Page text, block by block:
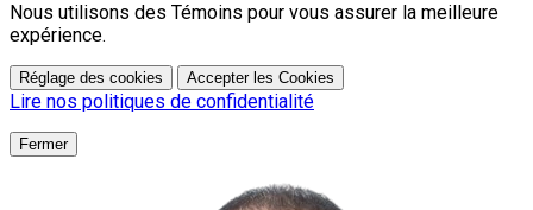
Nous utilisons des Témoins pour vous assurer la meilleure
expérience.
Réglage des cookies Accepter les Cookies
Lire nos politiques de confidentialité
Fermer